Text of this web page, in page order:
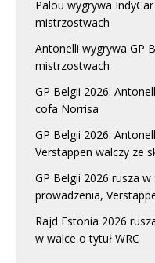
Palou wygrywa
mistrzostwach
Antonelli wygrywa GP
mistrzostwach
GP Belgii 2026:
cofa Norrisa
GP Belgii 2026:
Verstappen walczy ze
GP Belgii 2026 rusza
prowadzenia,
Rajd Estonia 2026
w walce o tytuł WRC